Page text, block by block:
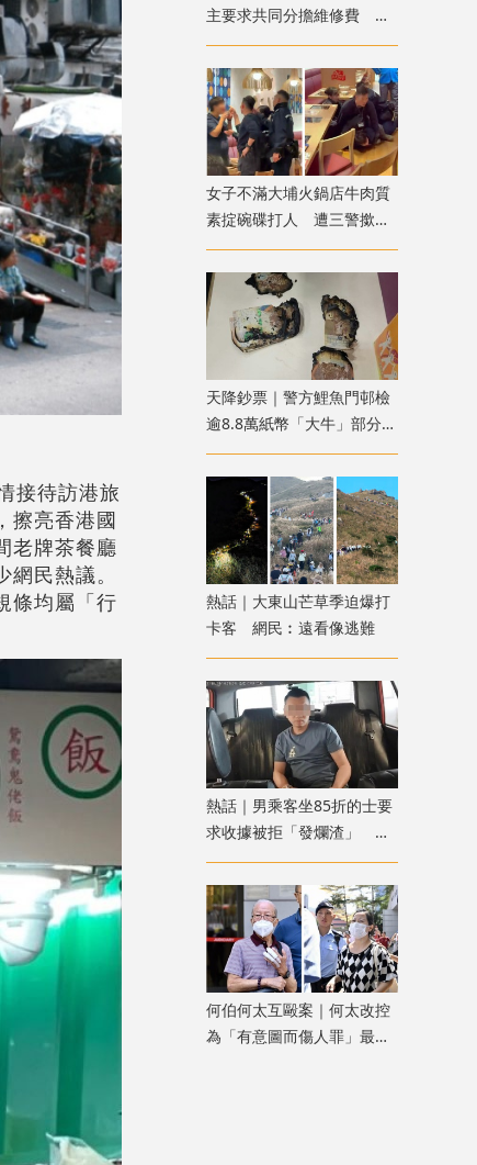
接待訪港旅
擦亮香港國
老牌茶餐廳
民熱議。
條均屬「行
主要求共同分擔維修費 網
友：待完約後即走
女子不滿大埔火鍋店牛肉質
素掟碗碟打人 遭三警撳地
噴椒制服
天降鈔票｜警方鯉魚門邨檢
逾8.8萬紙幣「大牛」部分被
燒焦 列刑毀案處理
熱話｜大東山芒草季迫爆打
卡客 網民︰遠看像逃難
熱話｜男乘客坐85折的士要
求收據被拒「發爛渣」 網
民：不應小事化大
何伯何太互毆案｜何太改控
為「有意圖而傷人罪」最高